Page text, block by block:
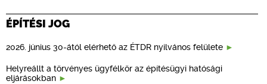
ÉPÍTÉSI JOG
2026. június 30-ától elérhető az ÉTDR nyilvános felülete
Helyreállt a törvényes ügyfélkör az építésügyi hatósági
eljárásokban